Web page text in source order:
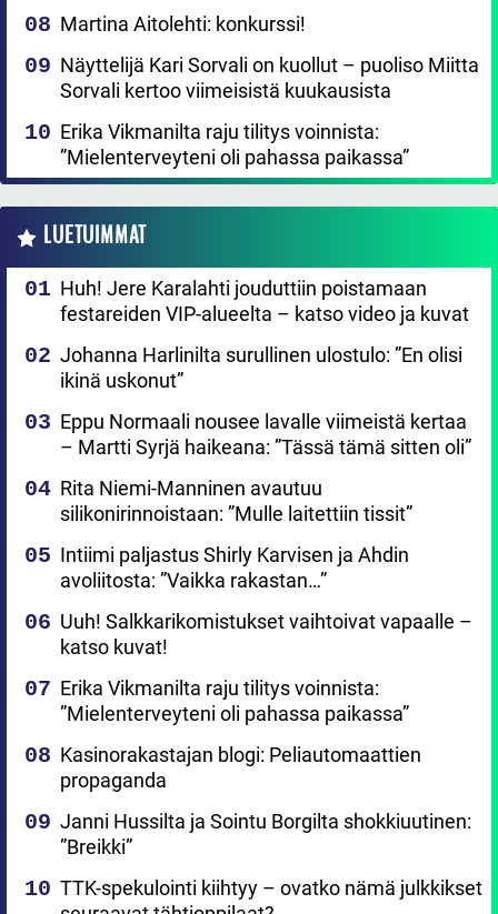
Martina Aitolehti: konkurssi!
Näyttelijä Kari Sorvali on kuollut – puoliso Miitta
Sorvali kertoo viimeisistä kuukausista
Erika Vikmanilta raju tilitys voinnista:
”Mielenterveyteni oli pahassa paikassa”
LUETUIMMAT
Huh! Jere Karalahti jouduttiin poistamaan
festareiden VIP-alueelta – katso video ja kuvat
Johanna Harlinilta surullinen ulostulo: ”En olisi
ikinä uskonut”
Eppu Normaali nousee lavalle viimeistä kertaa
– Martti Syrjä haikeana: ”Tässä tämä sitten oli”
Rita Niemi-Manninen avautuu
silikonirinnoistaan: ”Mulle laitettiin tissit”
Intiimi paljastus Shirly Karvisen ja Ahdin
avoliitosta: ”Vaikka rakastan…”
Uuh! Salkkarikomistukset vaihtoivat vapaalle –
katso kuvat!
Erika Vikmanilta raju tilitys voinnista:
”Mielenterveyteni oli pahassa paikassa”
Kasinorakastajan blogi: Peliautomaattien
propaganda
Janni Hussilta ja Sointu Borgilta shokkiuutinen:
”Breikki”
TTK-spekulointi kiihtyy – ovatko nämä julkkikset